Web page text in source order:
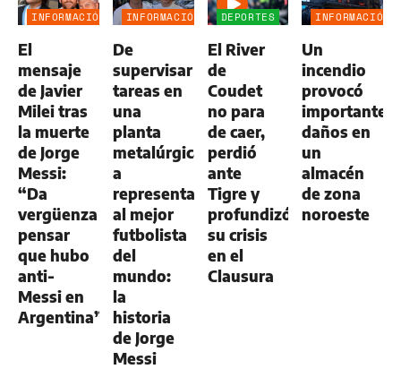
INFORMACIÓN
El
mensaje
de Javier
Milei tras
la muerte
de Jorge
Messi:
“Da
vergüenza
pensar
que hubo
anti-
Messi en
Argentina”
INFORMACIÓN
De
supervisar
tareas en
una
planta
metalúrgica
a
representar
al mejor
futbolista
del
mundo:
la
historia
de Jorge
Messi
DEPORTES
El River
de
Coudet
no para
de caer,
perdió
ante
Tigre y
profundizó
su crisis
en el
Clausura
INFORMACIÓN
Un
incendio
provocó
importantes
daños en
un
almacén
de zona
noroeste